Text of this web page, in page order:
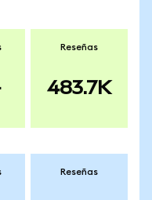
Reseñas
483.7K
Reseñas